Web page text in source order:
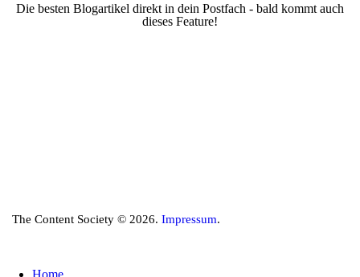
Die besten Blogartikel direkt in dein Postfach - bald kommt auch
dieses Feature!
The Content Society © 2026. Impressum.
Home